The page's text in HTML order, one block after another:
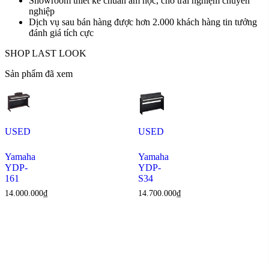
nghiệp
Dịch vụ sau bán hàng được hơn 2.000 khách hàng tin tưởng
đánh giá tích cực
SHOP LAST LOOK
Sản phẩm đã xem
USED
Yamaha
YDP-
161
14.000.000₫
USED
Yamaha
YDP-
S34
14.700.000₫